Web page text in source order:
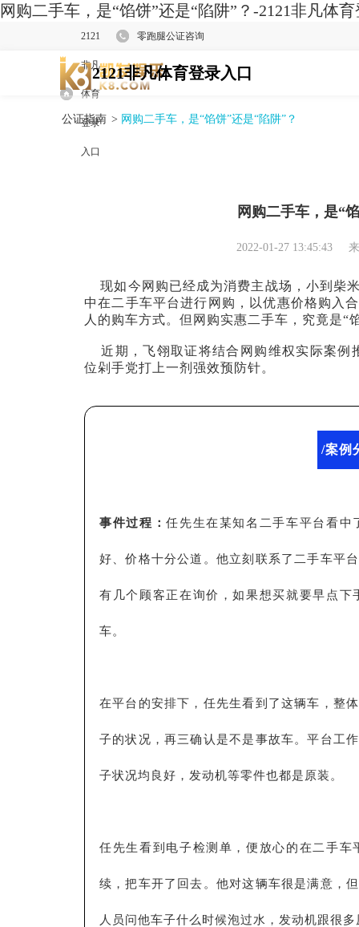
网购二手车，是“馅饼”还是“陷阱”？-2121非凡体
2121
非凡
体育
登录
入口
零跑腿公证咨询
2121非凡体育登录入口
公证指南 > 网购二手车，是“馅饼”还是“陷阱”？
网购二手车，是“
2022-01-27 13:45:43
现如今网购已经成为消费主战场，小到柴
中在二手车平台进行网购，以优惠价格购入
人的购车方式。但网购实惠二手车，究竟是“
近期，飞翎取证将结合网购维权实际案例
位剁手党打上一剂强效预防针。
/案例
事件过程：任先生在某知名二手车平台看
好、价格十分公道。他立刻联系了二手车平
有几个顾客正在询价，如果想买就要早点
车。
在平台的安排下，任先生看到了这辆车，整
子的状况，再三确认是不是事故车。平台工
子状况均良好，发动机等零件也都是原装。
任先生看到电子检测单，便放心的在二手
续，把车开了回去。他对这辆车很是满意，
人员问他车子什么时候泡过水，发动机跟很